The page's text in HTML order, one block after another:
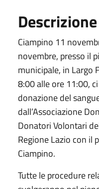
Descrizione
Ciampino 11
novembre, presso il
municipale, in Largo
8:00 alle ore 11:00,
donazione del
dall’Associazione
Donatori Volontari
Regione Lazio con il
Ciampino.
Tutte le procedure